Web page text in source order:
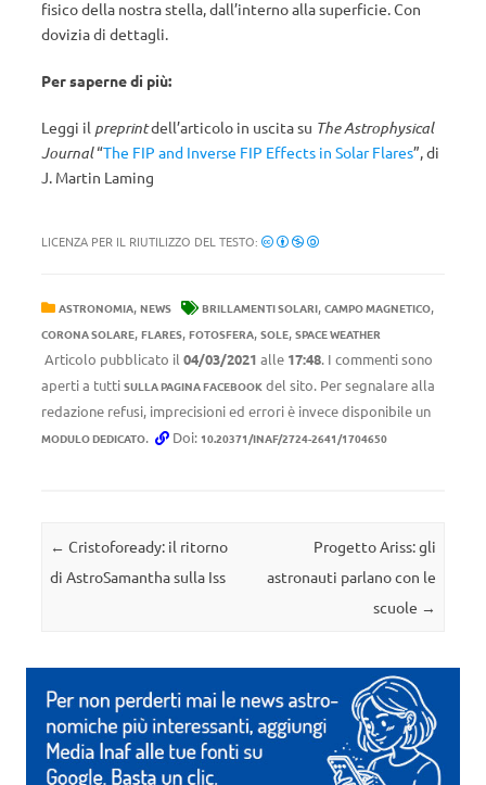
fisico della nostra stella, dall’interno alla superficie. Con
dovizia di dettagli.
Per saperne di più:
Leggi il preprintdell’articolo in uscita su The Astrophysical
Journal“The FIP and Inverse FIP Effects in Solar Flares”, di
J. Martin Laming
LICENZA PER IL RIUTILIZZO DEL TESTO:
ASTRONOMIA, NEWS BRILLAMENTI SOLARI, CAMPO MAGNETICO,
CORONA SOLARE, FLARES, FOTOSFERA, SOLE, SPACE WEATHER
Articolo pubblicato il 04/03/2021 alle 17:48. I commenti sono
aperti a tutti SULLA PAGINA FACEBOOK del sito. Per segnalare alla
redazione refusi, imprecisioni ed errori è invece disponibile un
MODULO DEDICATO. Doi: 10.20371/INAF/2724-2641/1704650
Navigazione articolo
← Cristofoready: il ritorno
di AstroSamantha sulla Iss
Progetto Ariss: gli
astronauti parlano con le
scuole →